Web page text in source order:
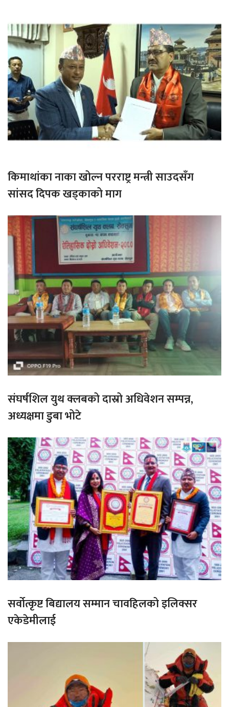
किमाथांका नाका खोल्न परराष्ट्र मन्त्री साउदसँग
सांसद दिपक खड्काको माग
संघर्षशिल युथ क्लबको दास्रो अधिवेशन सम्पन्न,
अध्यक्षमा डुबा भोटे
सर्वोत्कृष्ट बिद्यालय सम्मान चावहिलको इलिक्सर
एकेडेमीलाई